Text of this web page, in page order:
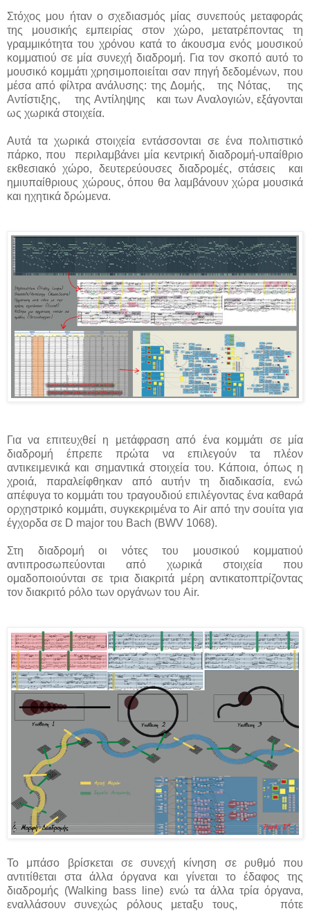
Στόχος μου ήταν ο σχεδιασμός μίας συνεπούς μεταφοράς
της μουσικής εμπειρίας στον χώρο, μετατρέποντας τη
γραμμικότητα του χρόνου κατά το άκουσμα ενός μουσικού
κομματιού σε μία συνεχή διαδρομή. Για τον σκοπό αυτό το
μουσικό κομμάτι χρησιμοποιείται σαν πηγή δεδομένων, που
μέσα από φίλτρα ανάλυσης: της Δομής, της Νότας, της
Αντίστιξης, της Αντίληψης και των Αναλογιών, εξάγονται
ως χωρικά στοιχεία.
Αυτά τα χωρικά στοιχεία εντάσσονται σε ένα πολιτιστικό
πάρκο, που περιλαμβάνει μία κεντρική διαδρομή-υπαίθριο
εκθεσιακό χώρο, δευτερεύουσες διαδρομές, στάσεις και
ημιυπαίθριους χώρους, όπου θα λαμβάνουν χώρα μουσικά
και ηχητικά δρώμενα.
Για να επιτευχθεί η μετάφραση από ένα κομμάτι σε μία
διαδρομή έπρεπε πρώτα να επιλεγούν τα πλέον
αντικειμενικά και σημαντικά στοιχεία του. Κάποια, όπως η
χροιά, παραλείφθηκαν από αυτήν τη διαδικασία, ενώ
απέφυγα το κομμάτι του τραγουδιού επιλέγοντας ένα καθαρά
ορχηστρικό κομμάτι, συγκεκριμένα το Air από την σουίτα για
έγχορδα σε D major του Bach (BWV 1068).
Στη διαδρομή οι νότες του μουσικού κομματιού
αντιπροσωπεύονται από χωρικά στοιχεία που
ομαδοποιούνται σε τρια διακριτά μέρη αντικατοπτρίζοντας
τoν διακριτό ρόλο των οργάνων του Air.
Το μπάσο βρίσκεται σε συνεχή κίνηση σε ρυθμό που
αντιτίθεται στα άλλα όργανα και γίνεται το έδαφος της
διαδρομής (Walking bass line) ενώ τα άλλα τρία όργανα,
εναλλάσουν συνεχώς ρόλους μεταξυ τους,
πότε